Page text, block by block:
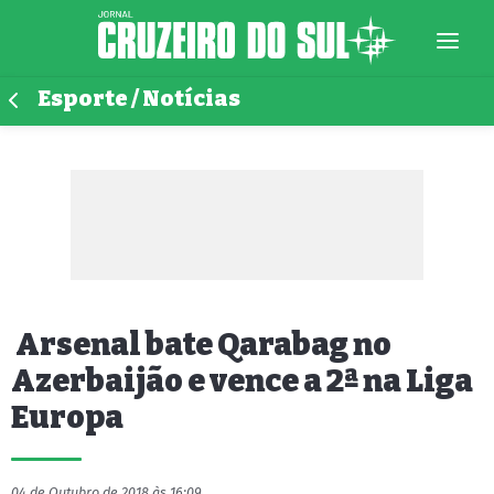
Esporte / Notícias
Arsenal bate Qarabag no
Azerbaijão e vence a 2ª na Liga
Europa